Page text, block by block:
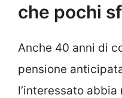
che pochi
Anche 40 anni di
pensione
l’interessato